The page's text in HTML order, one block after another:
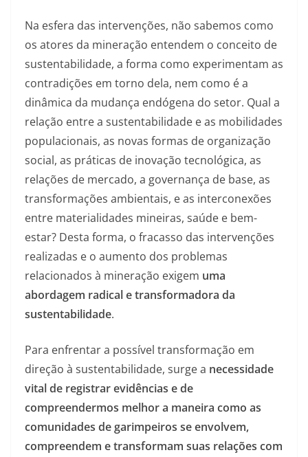
Na esfera das intervenções, não sabemos como
os atores da mineração entendem o conceito de
sustentabilidade, a forma como experimentam as
contradições em torno dela, nem como é a
dinâmica da mudança endógena do setor. Qual a
relação entre a sustentabilidade e as mobilidades
populacionais, as novas formas de organização
social, as práticas de inovação tecnológica, as
relações de mercado, a governança de base, as
transformações ambientais, e as interconexões
entre materialidades mineiras, saúde e bem-
estar? Desta forma, o fracasso das intervenções
realizadas e o aumento dos problemas
relacionados à mineração exigem uma
abordagem radical e transformadora da
sustentabilidade.
Para enfrentar a possível transformação em
direção à sustentabilidade, surge a necessidade
vital de registrar evidências e de
compreendermos melhor a maneira como as
comunidades de garimpeiros se envolvem,
compreendem e transformam suas relações com